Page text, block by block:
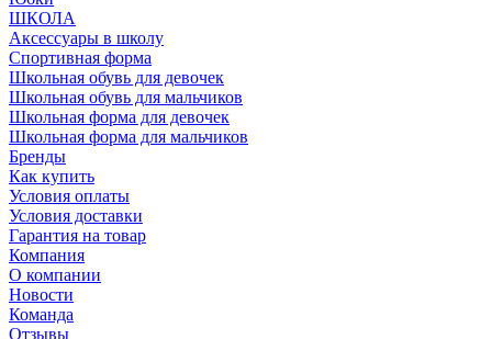
ШКОЛА
Аксессуары в школу
Спортивная форма
Школьная обувь для девочек
Школьная обувь для мальчиков
Школьная форма для девочек
Школьная форма для мальчиков
Бренды
Как купить
Условия оплаты
Условия доставки
Гарантия на товар
Компания
О компании
Новости
Команда
Отзывы